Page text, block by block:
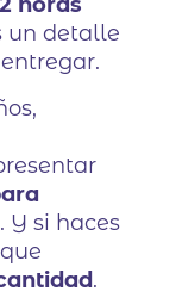
un detalle
. Y si haces
.